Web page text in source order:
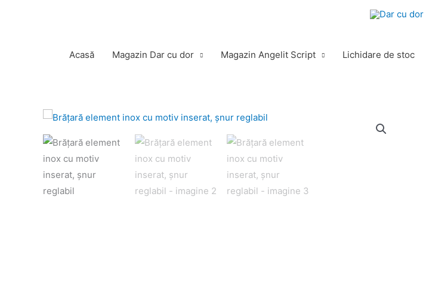
Acasă
Magazin Dar cu dor Magazin Angelit Script Lichidare de stoc